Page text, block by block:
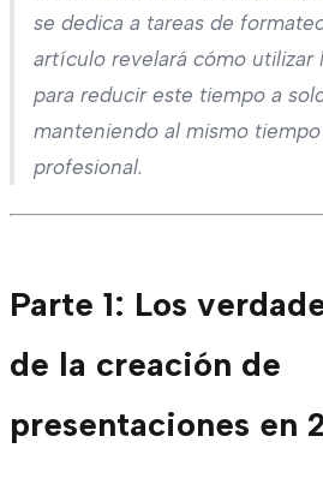
se dedica a tareas de
artículo revelará cómo utilizar
para reducir este tiempo a
manteniendo al mismo
profesional.
Parte 1: Los
de la creación de
presentaciones en